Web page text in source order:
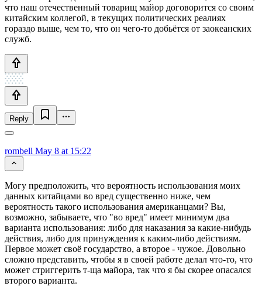
что наш отечественный товарищ майор договорится со своим
китайским коллегой, в текущих политических реалиях
гораздо выше, чем то, что он чего-то добьётся от заокеанских
служб.
Reply
rombell May 8 at 15:22
Могу предположить, что вероятность использования моих
данных китайцами во вред существенно ниже, чем
вероятность такого использования американцами? Вы,
возможно, забываете, что "во вред" имеет минимум два
варианта использования: либо для наказания за какие-нибудь
действия, либо для принуждения к каким-либо действиям.
Первое может своё государство, а второе - чужое. Довольно
сложно представить, чтобы я в своей работе делал что-то, что
может стриггерить т-ща майора, так что я бы скорее опасался
второго варианта.